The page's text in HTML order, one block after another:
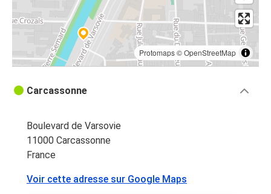
Protomaps©OpenStreetMap
Carcassonne
Boulevard de Varsovie
11000 Carcassonne
France
Voir cette adresse sur Google Maps